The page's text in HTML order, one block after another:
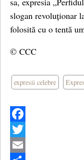
slogan revoluționar
folosită cu o tentă
© CCC
expresii celebre
Facebook
Twitter